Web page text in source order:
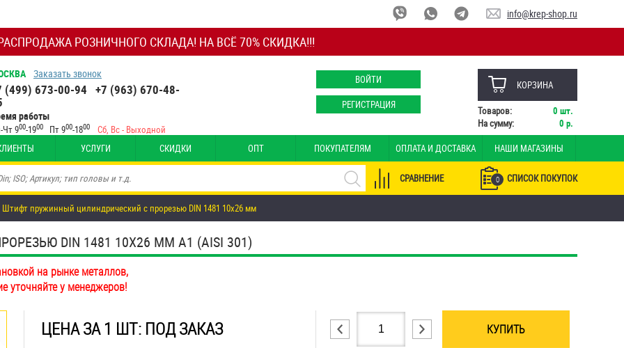
РОЗНИЧНОГО СКЛАДА! НА ВСЁ 70% СКИДКА!!!
info@krep-shop.ru
Заказать звонок
(499) 673-00-94 +7 (963) 670-48-
работы
Чт 900-1900 Пт 900-1800 Сб, Вс - Выходной
ВОЙТИ
РЕГИСТРАЦИЯ
КОРЗИНА
Товаров: 0 шт.
На сумму:
0 р.
УСЛУГИ СКИДКИ ОПТ ПОКУПАТЕЛЯМ ОПЛАТА И ДОСТАВКА НАШИ МАГАЗИНЫ
0 СПИСОК ПОКУПОК
СРАВНЕНИЕ
Штифт пружинный цилиндрический с прорезью DIN 1481 10х26 мм
DIN 1481 10Х26 ММ А1 (AISI 301)
на рынке металлов,
уточняйте у менеджеров!
ЦЕНА ЗА 1 ШТ: ПОД ЗАКАЗ КУПИТЬ